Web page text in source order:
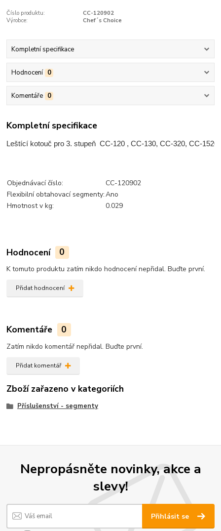
Číslo produktu:
CC-120902
Výrobce:
Chef´s Choice
Kompletní specifikace
Hodnocení 0
Komentáře 0
Kompletní specifikace
Leštící kotouč pro 3. stupeň  CC-120 , CC-130, CC-320, CC-1520
Objednávací číslo:
CC-120902
Flexibilní obtahovací segmenty:Ano
Hmotnost v kg:
0.029
Hodnocení 0
K tomuto produktu zatím nikdo hodnocení nepřidal. Buďte první.
Přidat hodnocení
Komentáře 0
Zatím nikdo komentář nepřidal. Buďte první.
Přidat komentář
Zboží zařazeno v kategoriích
Příslušenství - segmenty
Nepropásněte novinky, akce a
slevy!
Přihlásit se